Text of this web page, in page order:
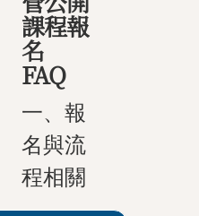
課程報
名
FAQ
一、報
名與流
程相關